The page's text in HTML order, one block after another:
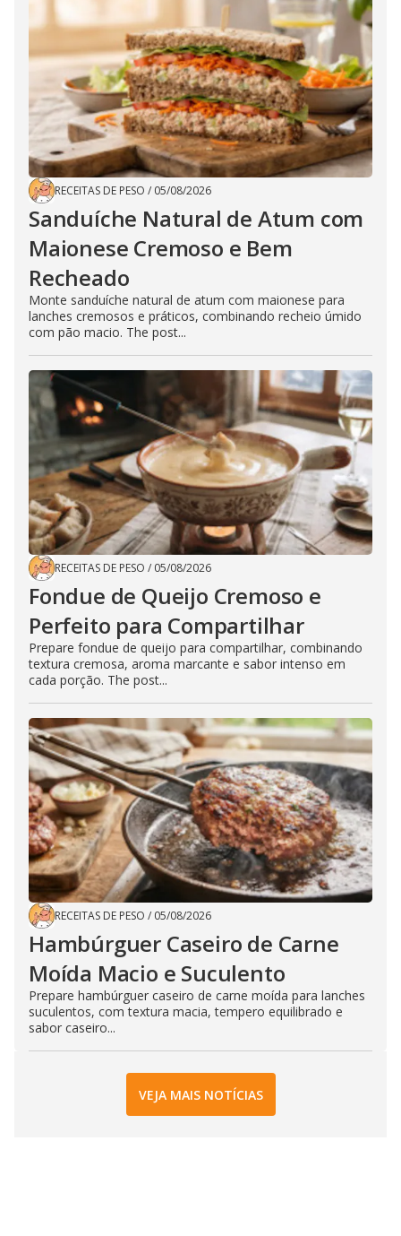
RECEITAS DE PESO / 05/08/2026
Sanduíche Natural de Atum com
Maionese Cremoso e Bem
Recheado
Monte sanduíche natural de atum com maionese para
lanches cremosos e práticos, combinando recheio úmido
com pão macio. The post...
RECEITAS DE PESO / 05/08/2026
Fondue de Queijo Cremoso e
Perfeito para Compartilhar
Prepare fondue de queijo para compartilhar, combinando
textura cremosa, aroma marcante e sabor intenso em
cada porção. The post...
RECEITAS DE PESO / 05/08/2026
Hambúrguer Caseiro de Carne
Moída Macio e Suculento
Prepare hambúrguer caseiro de carne moída para lanches
suculentos, com textura macia, tempero equilibrado e
sabor caseiro...
VEJA MAIS NOTÍCIAS